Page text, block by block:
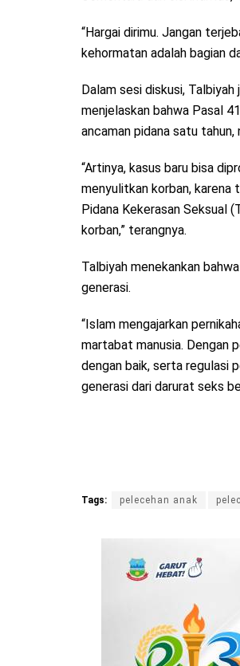
“Hargai dirimu. Jangan
kehormatan adalah bagian
Dalam sesi diskusi,
menjelaskan bahwa Pasal
ancaman pidana satu
“Artinya, kasus baru bisa
menyulitkan korban, karena
Pidana Kekerasan Seksual
korban,” terangnya.
Talbiyah menekankan
generasi.
“Islam mengajarkan
martabat manusia. Dengan
dengan baik, serta regulasi
generasi dari darurat seks
Tags: pelecehan anak